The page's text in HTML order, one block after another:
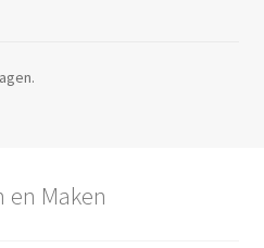
en Maken